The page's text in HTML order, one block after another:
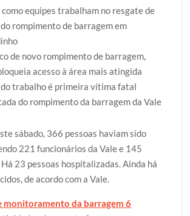
equipes trabalham no resgate de
rompimento de barragem em
de novo rompimento de barragem,
acesso à área mais atingida
trabalho é primeira vítima fatal
do rompimento da barragem da Vale
sábado, 366 pessoas haviam sido
221 funcionários da Vale e 145
23 pessoas hospitalizadas. Ainda há
de acordo com a Vale.
monitoramento da barragem 6